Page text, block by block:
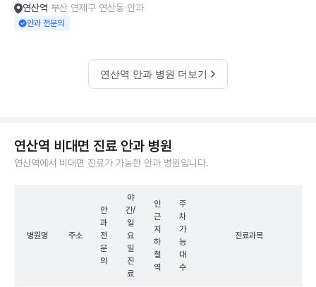
연산역 부산 연제구 연산동 안과
안과 전문의
연산역 안과 병원 더보기
연산역 비대면 진료 안과 병원
연산역에서 비대면 진료가 가능한 안과 병원입니다.
병원명 주소
안
과
전
문
의
야
간/
일
요
일
진
료
인
근
지
하
철
역
주
차
가
능
대
수
진료과목